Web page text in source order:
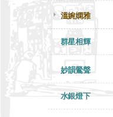
溫婉嫻雅
群星相輝
妙韻鶯聲
水銀燈下